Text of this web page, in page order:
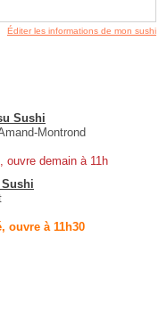
Éditer les informations de mon sushi
Sushi
Montrond
ouvre demain à 11h
ouvre à 11h30